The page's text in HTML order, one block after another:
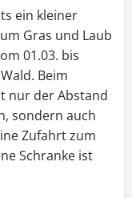
ein kleiner
Gras und Laub
01.03. bis
Beim
nur der Abstand
sondern auch
Zufahrt zum
Schranke ist